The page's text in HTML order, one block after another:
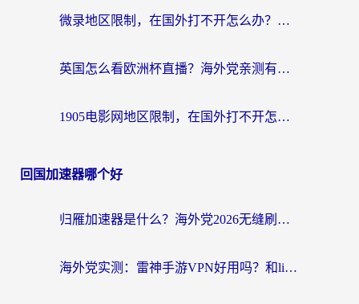
微录地区限制，在国外打不开怎么办？海外党亲测有效的解决指南
英国怎么看欧洲杯直播？海外党亲测有效的回国加速解决方案
1905电影网地区限制，在国外打不开怎么办？海外党亲测有效的解决指南
回国加速器哪个好
归雁加速器是什么？海外党2026无缝刷剧玩国服的实用指南
海外党实测：雷神手游VPN好用吗？和lightVPN对比哪个回国效果更好？附真实体验+避坑指南